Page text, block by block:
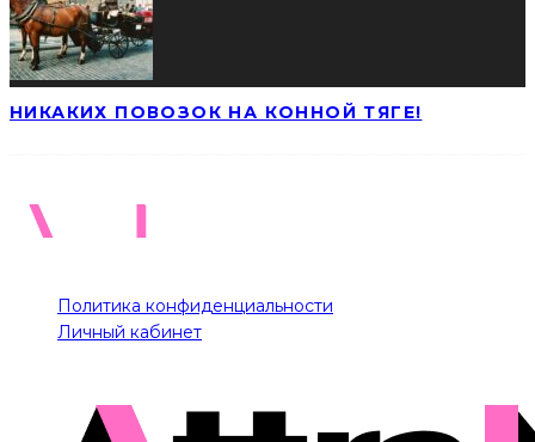
НИКАКИХ ПОВОЗОК НА КОННОЙ ТЯГЕ!
Политика конфиденциальности
Личный кабинет